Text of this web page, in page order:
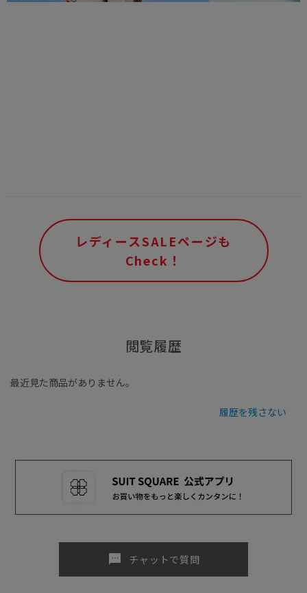
レディースSALEページも
Check！
閲覧履歴
最近見た商品がありません。
履歴を残さない
sms チャットで質問